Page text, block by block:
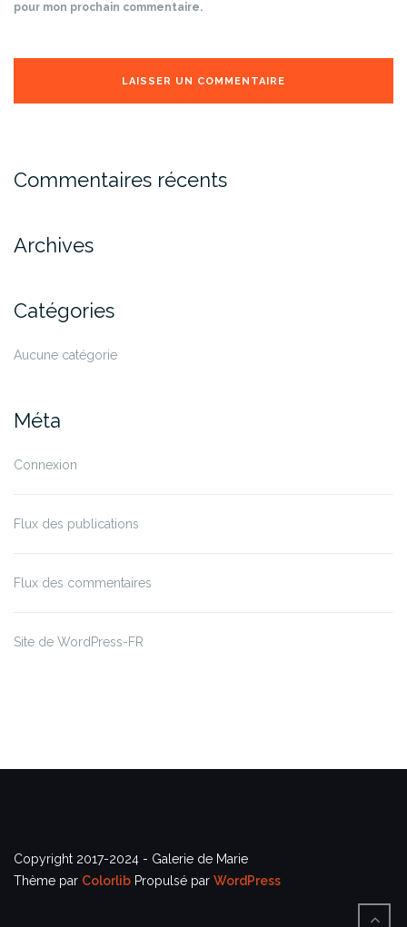
pour mon prochain commentaire.
Commentaires récents
Archives
Catégories
Aucune catégorie
Méta
Connexion
Flux des publications
Flux des commentaires
Site de WordPress-FR
Copyright 2017-2024 - Galerie de Marie
Thème par Colorlib Propulsé par WordPress